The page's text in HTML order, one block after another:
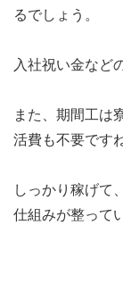
るでしょう。
入社祝い金など
また、期間工は
活費も不要です
しっかり稼げて
仕組みが整って